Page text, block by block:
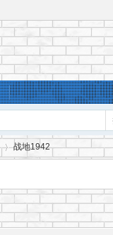
战地1942